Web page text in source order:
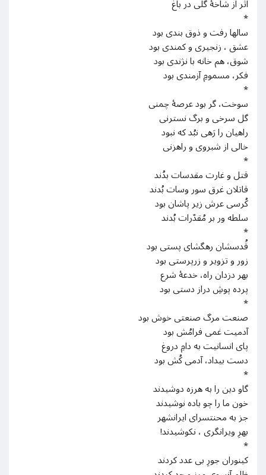
اثر از شاخهٔ گُلی در باغ
*
سالها رفت و ذوق بندی بود
عشق ، زنجیری و کمندی بود
شوق، هم خانه با نژندی بود
فکر، مسمومِ آزمندی بود
*
سوخت، گر بود عرصۀ چمنی
گل سرخی و برگ نسترنی
راهیان را رَهی نبُد که نبود
خالی از شبروی و راهزنی
*
قتل و غارت مقدسات بدُند
قاتلان غرق سور وسات بُدند
کُرسی عرش زیر پاشان بود
سلطه ور بر مُقدّرات بُدند
*
قُدسشان رهگشای پستی بود
زور و تزویر و زرپرستی بود
بهر دزدان راه، خدعۀ شرع
پرده پوشِ دراز دستی بود
*
صنعت مرگ صنعتی خوش بود
آدمیت غمی فرامُش بود
پای انسانیت به دامِ دروغ
دست بیداد، آدمی کُش بود
*
گاو دین را به هرزه دوشیدند
خون ما را چو باده نوشیدند
جز به محنتسرای ایرانشهر
بهرِ ویرانگری ، نکوشیدند!
*
کینوران جورِ بی عدد کردند